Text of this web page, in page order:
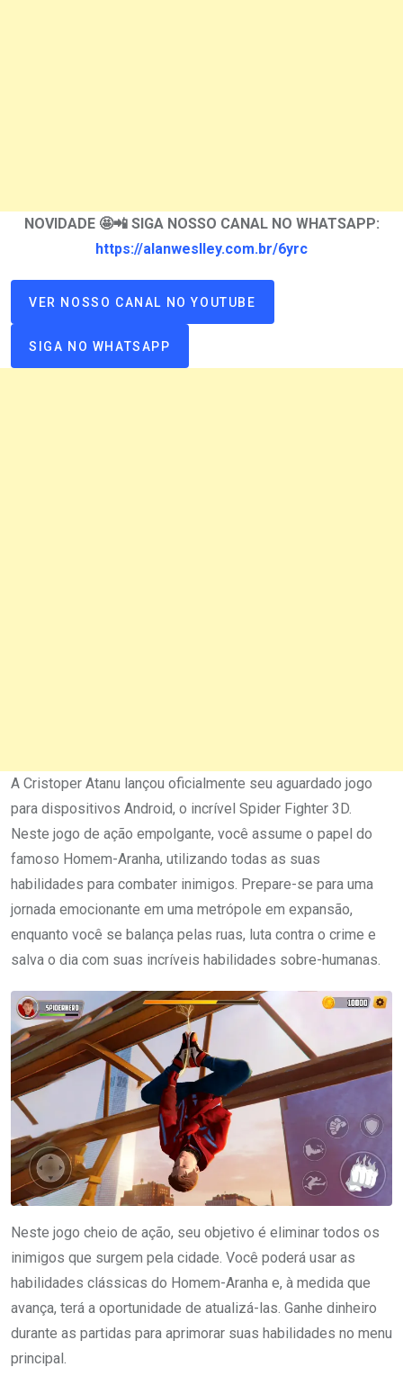
NOVIDADE 🤩📲 SIGA NOSSO CANAL NO WHATSAPP:
https://alanweslley.com.br/6yrc
VER NOSSO CANAL NO YOUTUBE
SIGA NO WHATSAPP
A Cristoper Atanu lançou oficialmente seu aguardado jogo
para dispositivos Android, o incrível Spider Fighter 3D.
Neste jogo de ação empolgante, você assume o papel do
famoso Homem-Aranha, utilizando todas as suas
habilidades para combater inimigos. Prepare-se para uma
jornada emocionante em uma metrópole em expansão,
enquanto você se balança pelas ruas, luta contra o crime e
salva o dia com suas incríveis habilidades sobre-humanas.
Neste jogo cheio de ação, seu objetivo é eliminar todos os
inimigos que surgem pela cidade. Você poderá usar as
habilidades clássicas do Homem-Aranha e, à medida que
avança, terá a oportunidade de atualizá-las. Ganhe dinheiro
durante as partidas para aprimorar suas habilidades no menu
principal.